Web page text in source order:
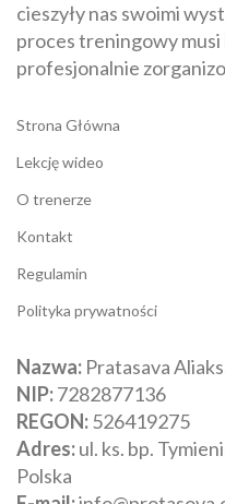
cieszyły nas swoimi
proces treningowy musi
profesjonalnie
Strona Główna
Lekcję wideo
O trenerze
Kontakt
Regulamin
Polityka prywatności
Nazwa: Pratasava
NIP:‎7282877136
REGON:‎526419275
Adres:‎ul. ks. bp.
Polska